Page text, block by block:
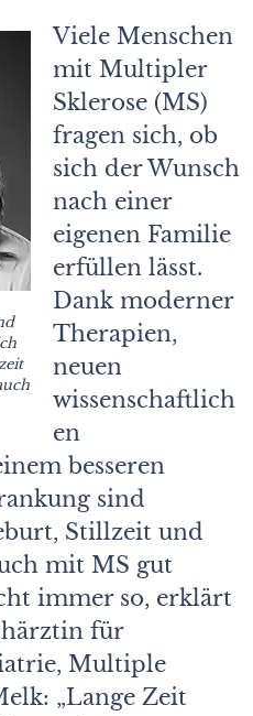
Viele Menschen
mit Multipler
Sklerose (MS)
fragen sich, ob
sich der Wunsch
nach einer
eigenen Familie
erfüllen lässt.
Dank moderner
Therapien,
neuen
wissenschaftlich
en
besseren
sind
Stillzeit und
mit MS gut
immer so, erklärt
für
Multiple
„Lange Zeit